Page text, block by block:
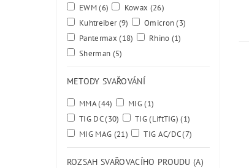
EWM(6) Kowax (26)
Kuhtreiber(9) Omicron(3)
Pantermax(18) Rhino (1)
Sherman (5)
METODY SVAŘOVÁNÍ
MMA(44) MIG(1)
TIG DC(30) TIG (LiftTIG)(1)
MIG MAG (21) TIG AC/DC(7)
ROZSAH SVAŘOVACÍHO PROUDU (A)